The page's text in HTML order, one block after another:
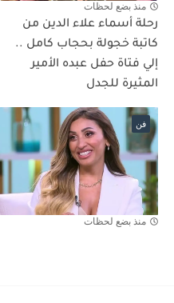
منذ بضع لحظات
رحلة أسماء علاء الدين من
كاتبة خجولة بحجاب كامل ..
إلي فتاة حفل عبده الأمير
المثيرة للجدل
فن
منذ بضع لحظات